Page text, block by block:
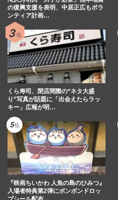
の復興支援を表明、中居正広もボラ
ンティア計画…
くら寿司、閉店間際の“ネタ大盛
り”写真が話題に「出会えたらラッ
キー」広報が明…
『映画ちいかわ 人魚の島のひみつ』
入場者特典第2弾にボンボンドロッ